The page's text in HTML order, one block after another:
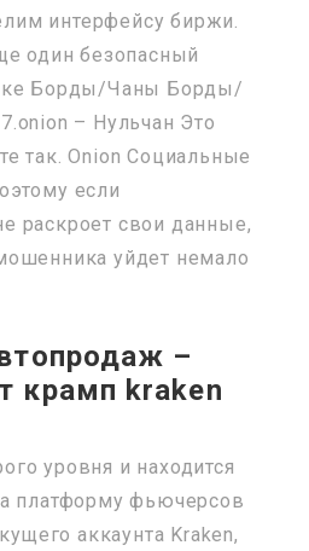
интерфейсу биржи.
один безопасный
Борды/Чаны Борды/
– Нульчан Это
так. Onion Социальные
если
раскроет свои данные,
уйдет немало
–
крамп kraken
уровня и находится
платформу фьючерсов
аккаунта Kraken,